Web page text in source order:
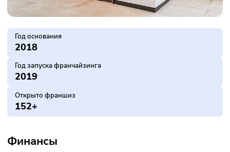
Год основания
2018
2019